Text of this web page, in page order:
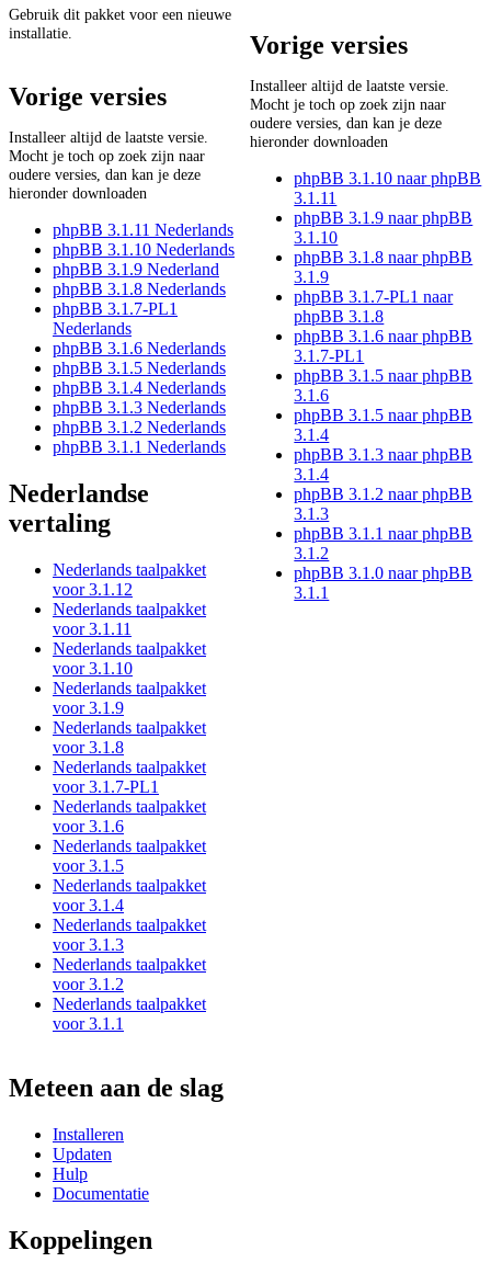
Gebruik dit pakket voor een nieuwe
installatie.
Vorige versies
Installeer altijd de laatste versie.
Mocht je toch op zoek zijn naar
oudere versies, dan kan je deze
hieronder downloaden
phpBB 3.1.11 Nederlands
phpBB 3.1.10 Nederlands
phpBB 3.1.9 Nederland
phpBB 3.1.8 Nederlands
phpBB 3.1.7-PL1
Nederlands
phpBB 3.1.6 Nederlands
phpBB 3.1.5 Nederlands
phpBB 3.1.4 Nederlands
phpBB 3.1.3 Nederlands
phpBB 3.1.2 Nederlands
phpBB 3.1.1 Nederlands
Nederlandse
vertaling
Nederlands taalpakket
voor 3.1.12
Nederlands taalpakket
voor 3.1.11
Nederlands taalpakket
voor 3.1.10
Nederlands taalpakket
voor 3.1.9
Nederlands taalpakket
voor 3.1.8
Nederlands taalpakket
voor 3.1.7-PL1
Nederlands taalpakket
voor 3.1.6
Nederlands taalpakket
voor 3.1.5
Nederlands taalpakket
voor 3.1.4
Nederlands taalpakket
voor 3.1.3
Nederlands taalpakket
voor 3.1.2
Nederlands taalpakket
voor 3.1.1
Vorige versies
Installeer altijd de laatste versie.
Mocht je toch op zoek zijn naar
oudere versies, dan kan je deze
hieronder downloaden
phpBB 3.1.10 naar phpBB
3.1.11
phpBB 3.1.9 naar phpBB
3.1.10
phpBB 3.1.8 naar phpBB
3.1.9
phpBB 3.1.7-PL1 naar
phpBB 3.1.8
phpBB 3.1.6 naar phpBB
3.1.7-PL1
phpBB 3.1.5 naar phpBB
3.1.6
phpBB 3.1.5 naar phpBB
3.1.4
phpBB 3.1.3 naar phpBB
3.1.4
phpBB 3.1.2 naar phpBB
3.1.3
phpBB 3.1.1 naar phpBB
3.1.2
phpBB 3.1.0 naar phpBB
3.1.1
Meteen aan de slag
Installeren
Updaten
Hulp
Documentatie
Koppelingen